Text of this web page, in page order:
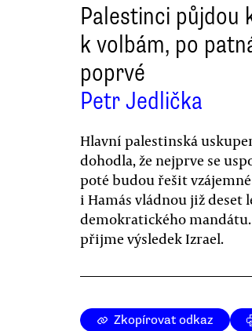
Palestinci půjdou
k volbám, po
poprvé
Petr Jedlička
Hlavní palestinská
dohodla, že nejprve se
poté budou řešit
i Hamás vládnou již deset
demokratického
přijme výsledek Izrael.
Zkopírovat odkaz